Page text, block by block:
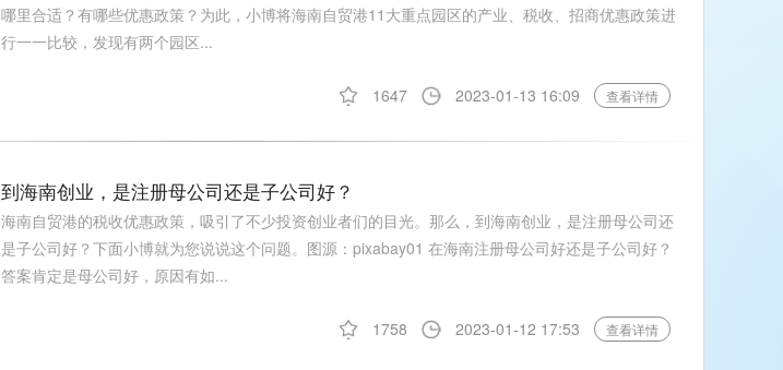
哪里合适？有哪些优惠政策？为此，小博将海南自贸港11大重点园区的产业、税收、招商优惠政策进
行一一比较，发现有两个园区...
1647 2023-01-13 16:09 查看详情
到海南创业，是注册母公司还是子公司好？
海南自贸港的税收优惠政策，吸引了不少投资创业者们的目光。那么，到海南创业，是注册母公司还
是子公司好？下面小博就为您说说这个问题。图源：pixabay01 在海南注册母公司好还是子公司好？
答案肯定是母公司好，原因有如...
1758 2023-01-12 17:53 查看详情